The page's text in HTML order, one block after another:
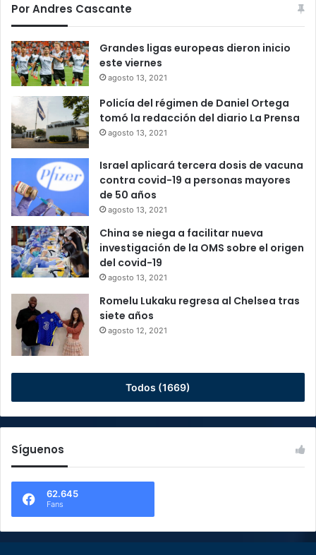
Por Andres Cascante
Grandes ligas europeas dieron inicio
este viernes
agosto 13, 2021
Policía del régimen de Daniel Ortega
tomó la redacción del diario La Prensa
agosto 13, 2021
Israel aplicará tercera dosis de vacuna
contra covid-19 a personas mayores
de 50 años
agosto 13, 2021
China se niega a facilitar nueva
investigación de la OMS sobre el origen
del covid-19
agosto 13, 2021
Romelu Lukaku regresa al Chelsea tras
siete años
agosto 12, 2021
Todos (1669)
Síguenos
62.645
Fans